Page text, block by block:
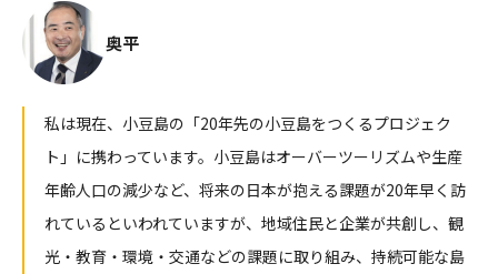
奥平
私は現在、小豆島の「20年先の小豆島をつくるプロジェク
ト」に携わっています。小豆島はオーバーツーリズムや生産
年齢人口の減少など、将来の日本が抱える課題が20年早く訪
れているといわれていますが、地域住民と企業が共創し、観
光・教育・環境・交通などの課題に取り組み、持続可能な島